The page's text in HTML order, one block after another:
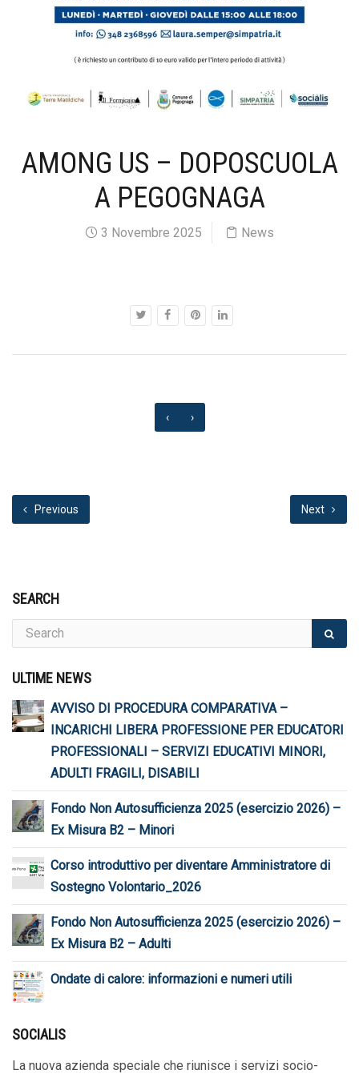
AMONG US – DOPOSCUOLA
A PEGOGNAGA
3 Novembre 2025 News
‹ ›
Previous Next
SEARCH
ULTIME NEWS
AVVISO DI PROCEDURA COMPARATIVA –
INCARICHI LIBERA PROFESSIONE PER EDUCATORI
PROFESSIONALI – SERVIZI EDUCATIVI MINORI,
ADULTI FRAGILI, DISABILI
Fondo Non Autosufficienza 2025 (esercizio 2026) –
Ex Misura B2 – Minori
Corso introduttivo per diventare Amministratore di
Sostegno Volontario_2026
Fondo Non Autosufficienza 2025 (esercizio 2026) –
Ex Misura B2 – Adulti
Ondate di calore: informazioni e numeri utili
SOCIALIS
La nuova azienda speciale che riunisce i servizi socio-